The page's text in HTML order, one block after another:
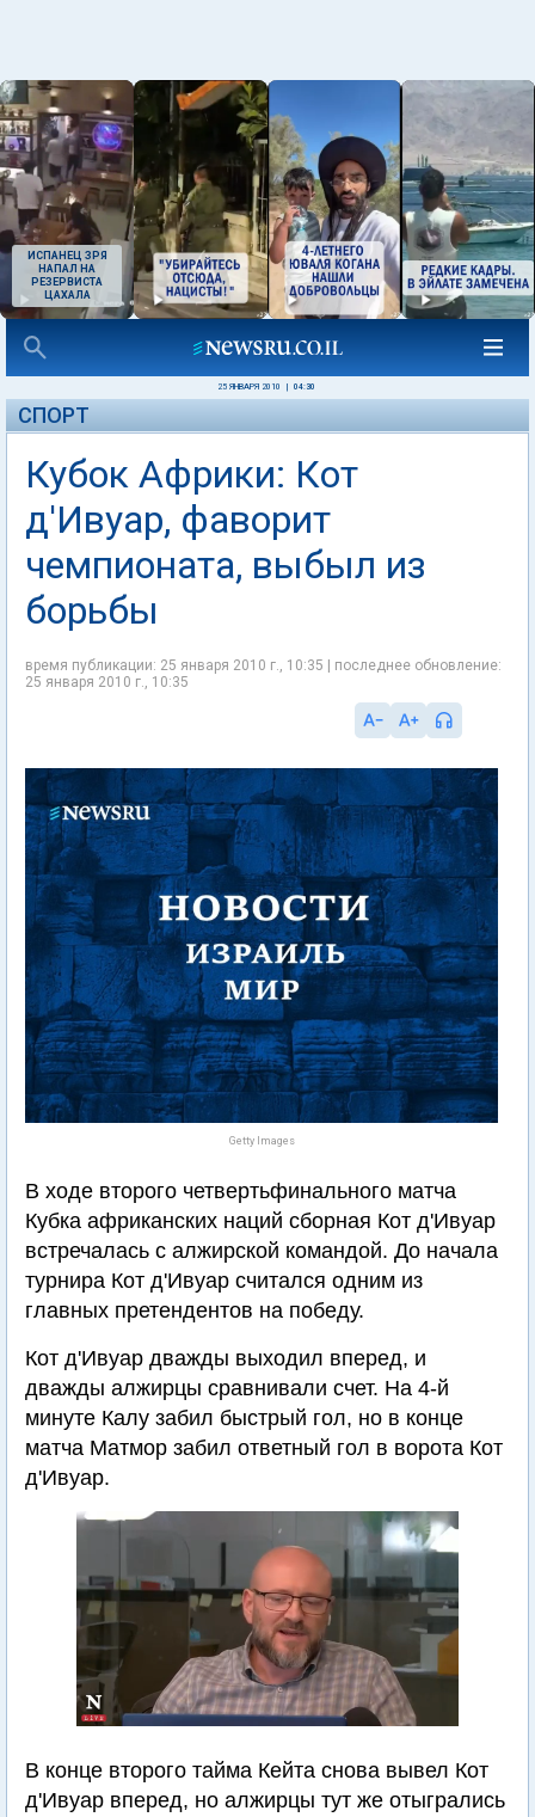
ИСПАНЕЦ ЗРЯ
НАПАЛ НА
РЕЗЕРВИСТА
ЦАХАЛА
25 ЯНВАРЯ 2010 04:30
СПОРТ
Кубок Африки: Кот
д'Ивуар, фаворит
чемпионата, выбыл из
борьбы
время публикации: 25 января 2010 г., 10:35 | последнее обновление:
25 января 2010 г., 10:35
Getty Images
В ходе второго четвертьфинального матча
Кубка африканских наций сборная Кот д'Ивуар
встречалась с алжирской командой. До начала
турнира Кот д'Ивуар считался одним из
главных претендентов на победу.
Кот д'Ивуар дважды выходил вперед, и
дважды алжирцы сравнивали счет. На 4-й
минуте Калу забил быстрый гол, но в конце
матча Матмор забил ответный гол в ворота Кот
д'Ивуар.
В конце второго тайма Кейта снова вывел Кот
д'Ивуар вперед, но алжирцы тут же отыгрались